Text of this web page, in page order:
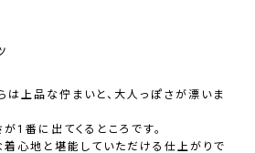
は上品な佇まいと、大人っぽさが漂いま
1番に出てくるところです。
着心地と堪能していただける仕上がりで